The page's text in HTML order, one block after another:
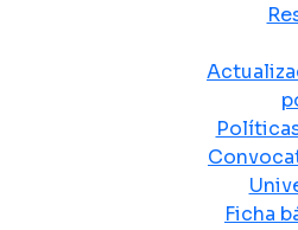
Ficha